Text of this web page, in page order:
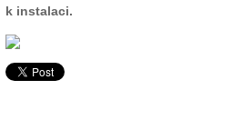
k instalaci.